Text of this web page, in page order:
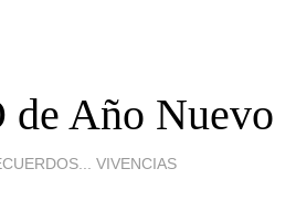
de Año Nuevo
VIVENCIAS